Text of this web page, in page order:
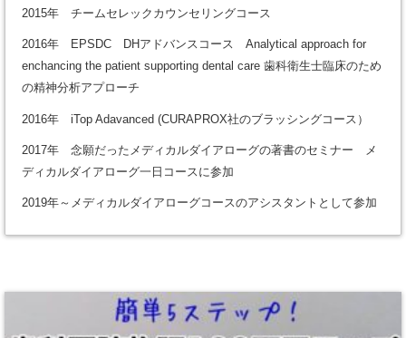
2015年 チームセレックカウンセリングコース
2016年 EPSDC DHアドバンスコース Analytical approach for
enchancing the patient supporting dental care 歯科衛生士臨床のため
の精神分析アプローチ
2016年 iTop Adavanced (CURAPROX社のブラッシングコース）
2017年 念願だったメディカルダイアローグの著書のセミナー メ
ディカルダイアローグ一日コースに参加
2019年～メディカルダイアローグコースのアシスタントとして参加